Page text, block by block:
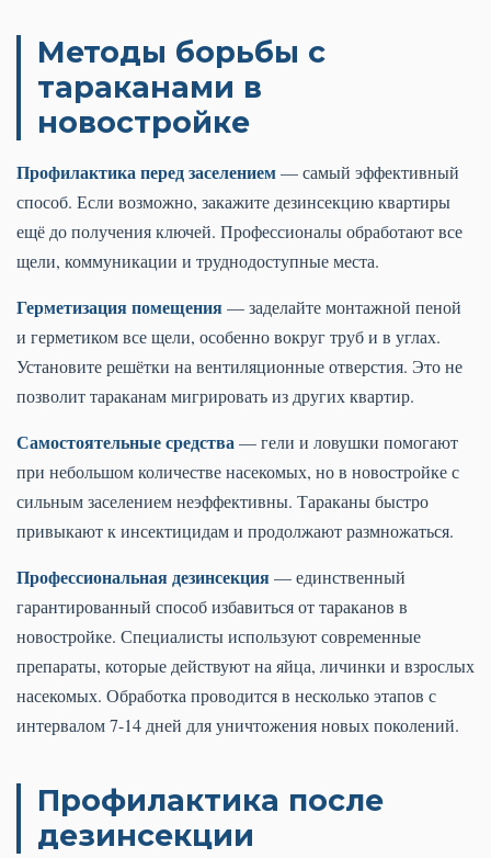
Методы борьбы с
тараканами в
новостройке
Профилактика перед заселением— самый эффективный
способ. Если возможно, закажите дезинсекцию квартиры
ещё до получения ключей. Профессионалы обработают все
щели, коммуникации и труднодоступные места.
Герметизация помещения— заделайте монтажной пеной
и герметиком все щели, особенно вокруг труб и в углах.
Установите решётки на вентиляционные отверстия. Это не
позволит тараканам мигрировать из других квартир.
Самостоятельные средства— гели и ловушки помогают
при небольшом количестве насекомых, но в новостройке с
сильным заселением неэффективны. Тараканы быстро
привыкают к инсектицидам и продолжают размножаться.
Профессиональная дезинсекция— единственный
гарантированный способ избавиться от тараканов в
новостройке. Специалисты используют современные
препараты, которые действуют на яйца, личинки и взрослых
насекомых. Обработка проводится в несколько этапов с
интервалом 7-14 дней для уничтожения новых поколений.
Профилактика после
дезинсекции